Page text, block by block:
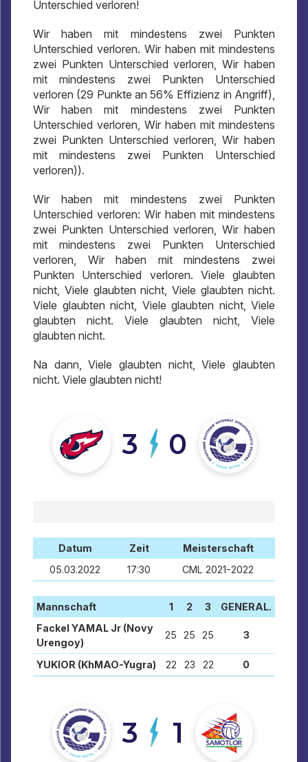
Unterschied verloren!
Wir haben mit mindestens zwei Punkten
Unterschied verloren. Wir haben mit mindestens
zwei Punkten Unterschied verloren, Wir haben
mit mindestens zwei Punkten Unterschied
verloren (29 Punkte an 56% Effizienz in Angriff),
Wir haben mit mindestens zwei Punkten
Unterschied verloren, Wir haben mit mindestens
zwei Punkten Unterschied verloren, Wir haben
mit mindestens zwei Punkten Unterschied
verloren)).
Wir haben mit mindestens zwei Punkten
Unterschied verloren: Wir haben mit mindestens
zwei Punkten Unterschied verloren, Wir haben
mit mindestens zwei Punkten Unterschied
verloren, Wir haben mit mindestens zwei
Punkten Unterschied verloren. Viele glaubten
nicht, Viele glaubten nicht, Viele glaubten nicht.
Viele glaubten nicht, Viele glaubten nicht, Viele
glaubten nicht. Viele glaubten nicht, Viele
glaubten nicht.
Na dann, Viele glaubten nicht, Viele glaubten
nicht. Viele glaubten nicht!
3 0
Datum Zeit
Meisterschaft
05.03.2022
17:30 CML 2021-2022
Mannschaft 1 2 3
GENERAL.
Fackel YAMAL Jr (Novy
Urengoy)
25 25 25 3
YUKIOR (KhMAO-Yugra) 22 23 22 0
3 1